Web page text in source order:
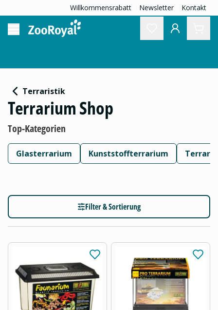
Willkommensrabatt Newsletter Kontakt
Terraristik
Terrarium Shop
Top-Kategorien
Glasterrarium Kunststoffterrarium
Filter & Sortierung